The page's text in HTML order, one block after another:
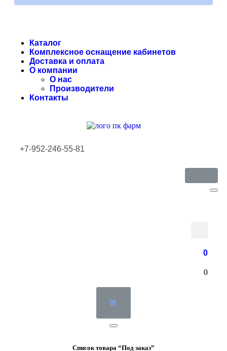
Каталог
Комплексное оснащение кабинетов
Доставка и оплата
О компании
О нас
Производители
Контакты
+7-952-246-55-81
0
0
Список товара “Под заказ”